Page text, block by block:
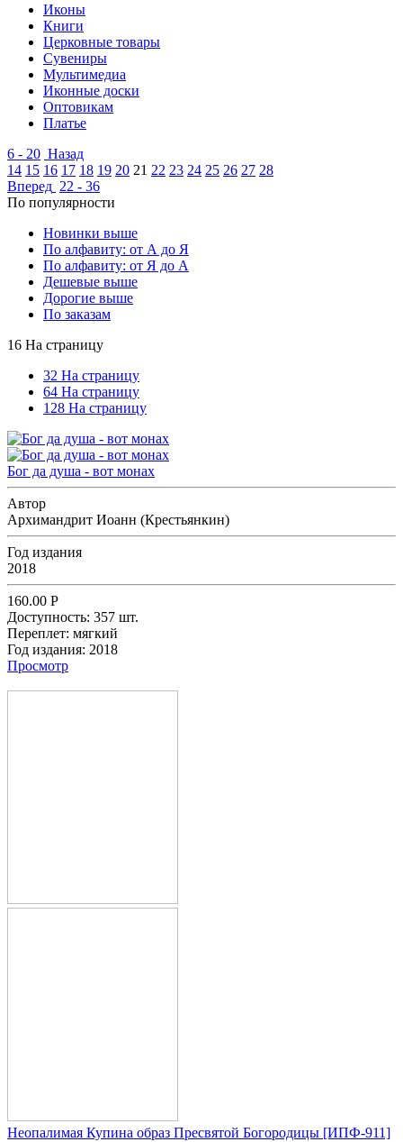
Иконы
Книги
Церковные товары
Сувениры
Мультимедиа
Иконные доски
Оптовикам
Платье
6 - 20 Назад
14 15 16 17 18 19 20 21 22 23 24 25 26 27 28
Вперед 22 - 36
По популярности
Новинки выше
По алфавиту: от А до Я
По алфавиту: от Я до А
Дешевые выше
Дорогие выше
По заказам
16 На страницу
32 На страницу
64 На страницу
128 На страницу
Бог да душа - вот монах
Автор
Архимандрит Иоанн (Крестьянкин)
Год издания
2018
160.00 Р
Доступность: 357 шт.
Переплет: мягкий
Год издания: 2018
Просмотр
Неопалимая Купина образ Пресвятой Богородицы [ИПФ-911]